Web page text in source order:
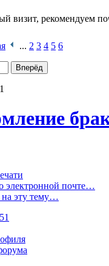
визит, рекомендуем
... 2 3 4 5 6
электронной почте…
на эту тему…